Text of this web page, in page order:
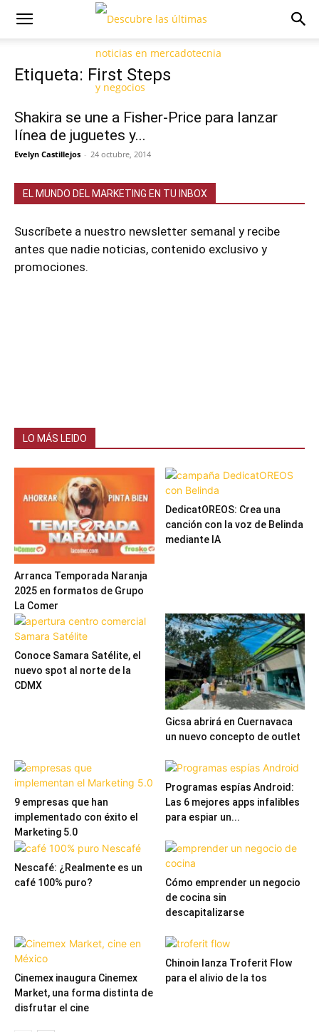
Etiqueta: First Steps
Shakira se une a Fisher-Price para lanzar
línea de juguetes y...
Evelyn Castillejos - 24 octubre, 2014
EL MUNDO DEL MARKETING EN TU INBOX
Suscríbete a nuestro newsletter semanal y recibe
antes que nadie noticias, contenido exclusivo y
promociones.
LO MÁS LEIDO
Arranca Temporada Naranja
2025 en formatos de Grupo
La Comer
DedicatOREOS: Crea una
canción con la voz de Belinda
mediante IA
Conoce Samara Satélite, el
nuevo spot al norte de la
CDMX
Gicsa abrirá en Cuernavaca
un nuevo concepto de outlet
9 empresas que han
implementado con éxito el
Marketing 5.0
Programas espías Android:
Las 6 mejores apps infalibles
para espiar un...
Nescafé: ¿Realmente es un
café 100% puro?
Cómo emprender un negocio
de cocina sin
descapitalizarse
Cinemex inaugura Cinemex
Market, una forma distinta de
disfrutar el cine
Chinoin lanza Troferit Flow
para el alivio de la tos